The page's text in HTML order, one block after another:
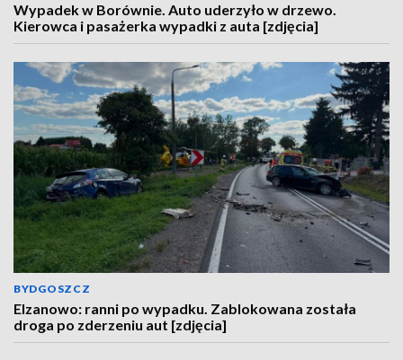
Wypadek w Borównie. Auto uderzyło w drzewo.
Kierowca i pasażerka wypadki z auta [zdjęcia]
BYDGOSZCZ
Elzanowo: ranni po wypadku. Zablokowana została
droga po zderzeniu aut [zdjęcia]